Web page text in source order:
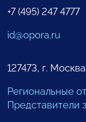
+7 (495) 247 4777
id@opora.ru
127473, г.
Региональные
Представители